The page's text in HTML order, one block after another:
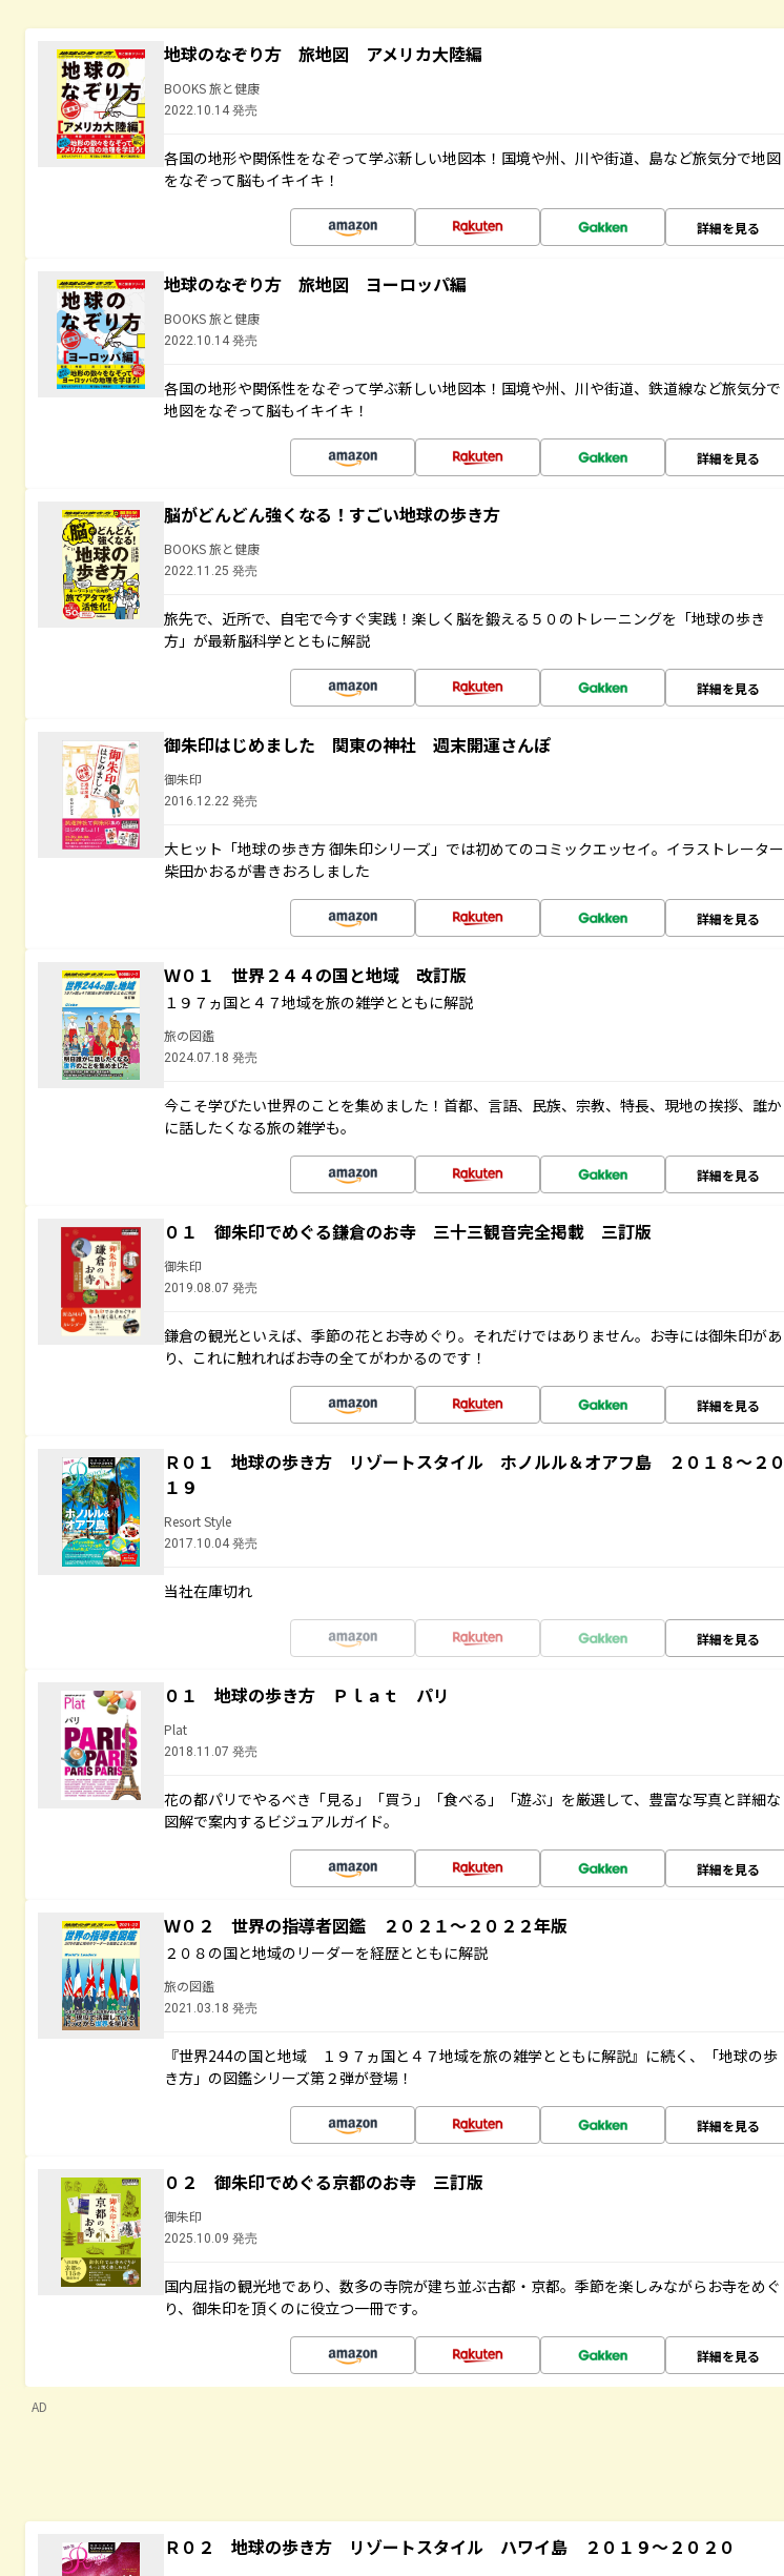
地球のなぞり方 旅地図 アメリカ大陸編
BOOKS 旅と健康
2022.10.14 発売
各国の地形や関係性をなぞって学ぶ新しい地図本！国境や州、川や街道、島など旅気分で地図
をなぞって脳もイキイキ！
詳細を見る
地球のなぞり方 旅地図 ヨーロッパ編
BOOKS 旅と健康
2022.10.14 発売
各国の地形や関係性をなぞって学ぶ新しい地図本！国境や州、川や街道、鉄道線など旅気分で
地図をなぞって脳もイキイキ！
詳細を見る
脳がどんどん強くなる！すごい地球の歩き方
BOOKS 旅と健康
2022.11.25 発売
旅先で、近所で、自宅で今すぐ実践！楽しく脳を鍛える５０のトレーニングを「地球の歩き
方」が最新脳科学とともに解説
詳細を見る
御朱印はじめました 関東の神社 週末開運さんぽ
御朱印
2016.12.22 発売
大ヒット「地球の歩き方 御朱印シリーズ」では初めてのコミックエッセイ。イラストレーター
柴田かおるが書きおろしました
詳細を見る
Ｗ０１ 世界２４４の国と地域 改訂版
１９７ヵ国と４７地域を旅の雑学とともに解説
旅の図鑑
2024.07.18 発売
今こそ学びたい世界のことを集めました！首都、言語、民族、宗教、特長、現地の挨拶、誰か
に話したくなる旅の雑学も。
詳細を見る
０１ 御朱印でめぐる鎌倉のお寺 三十三観音完全掲載 三訂版
御朱印
2019.08.07 発売
鎌倉の観光といえば、季節の花とお寺めぐり。それだけではありません。お寺には御朱印があ
り、これに触れればお寺の全てがわかるのです！
詳細を見る
Ｒ０１ 地球の歩き方 リゾートスタイル ホノルル＆オアフ島 ２０１８～２０
１９
Resort Style
2017.10.04 発売
当社在庫切れ
詳細を見る
０１ 地球の歩き方 Ｐｌａｔ パリ
Plat
2018.11.07 発売
花の都パリでやるべき「見る」「買う」「食べる」「遊ぶ」を厳選して、豊富な写真と詳細な
図解で案内するビジュアルガイド。
詳細を見る
Ｗ０２ 世界の指導者図鑑 ２０２１～２０２２年版
２０８の国と地域のリーダーを経歴とともに解説
旅の図鑑
2021.03.18 発売
『世界244の国と地域 １９７ヵ国と４７地域を旅の雑学とともに解説』に続く、「地球の歩
き方」の図鑑シリーズ第２弾が登場！
詳細を見る
０２ 御朱印でめぐる京都のお寺 三訂版
御朱印
2025.10.09 発売
国内屈指の観光地であり、数多の寺院が建ち並ぶ古都・京都。季節を楽しみながらお寺をめぐ
り、御朱印を頂くのに役立つ一冊です。
詳細を見る
AD
Ｒ０２ 地球の歩き方 リゾートスタイル ハワイ島 ２０１９～２０２０